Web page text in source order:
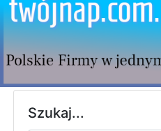
Szukaj...